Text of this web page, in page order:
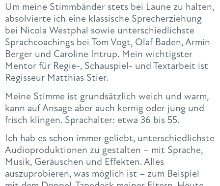
Um meine Stimmbänder stets bei Laune zu halten,
absolvierte ich eine klassische Sprecherziehung
bei Nicola Westphal sowie unterschiedlichste
Sprachcoachings bei Tom Vogt, Olaf Baden, Armin
Berger und Caroline Intrup. Mein wichtigster
Mentor für Regie-, Schauspiel- und Textarbeit ist
Regisseur Matthias Stier.
Meine Stimme ist grundsätzlich weich und warm,
kann auf Ansage aber auch kernig oder jung und
frisch klingen. Sprachalter: etwa 36 bis 55.
Ich hab es schon immer geliebt, unterschiedlichste
Audioproduktionen zu gestalten – mit Sprache,
Musik, Geräuschen und Effekten. Alles
auszuprobieren, was möglich ist – zum Beispiel